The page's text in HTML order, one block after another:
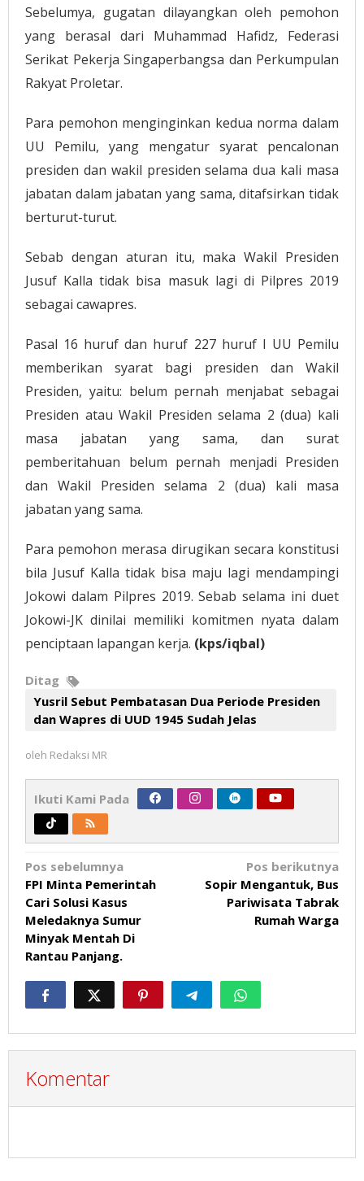
Sebelumya, gugatan dilayangkan oleh pemohon
yang berasal dari Muhammad Hafidz, Federasi
Serikat Pekerja Singaperbangsa dan Perkumpulan
Rakyat Proletar.
Para pemohon menginginkan kedua norma dalam
UU Pemilu, yang mengatur syarat pencalonan
presiden dan wakil presiden selama dua kali masa
jabatan dalam jabatan yang sama, ditafsirkan tidak
berturut-turut.
Sebab dengan aturan itu, maka Wakil Presiden
Jusuf Kalla tidak bisa masuk lagi di Pilpres 2019
sebagai cawapres.
Pasal 16 huruf dan huruf 227 huruf I UU Pemilu
memberikan syarat bagi presiden dan Wakil
Presiden, yaitu: belum pernah menjabat sebagai
Presiden atau Wakil Presiden selama 2 (dua) kali
masa jabatan yang sama, dan surat
pemberitahuan belum pernah menjadi Presiden
dan Wakil Presiden selama 2 (dua) kali masa
jabatan yang sama.
Para pemohon merasa dirugikan secara konstitusi
bila Jusuf Kalla tidak bisa maju lagi mendampingi
Jokowi dalam Pilpres 2019. Sebab selama ini duet
Jokowi-JK dinilai memiliki komitmen nyata dalam
penciptaan lapangan kerja. (kps/iqbal)
Ditag
Yusril Sebut Pembatasan Dua Periode Presiden
dan Wapres di UUD 1945 Sudah Jelas
oleh Redaksi MR
Ikuti Kami Pada
Navigasi
pos
Pos sebelumnya
FPI Minta Pemerintah
Cari Solusi Kasus
Meledaknya Sumur
Minyak Mentah Di
Rantau Panjang.
Pos berikutnya
Sopir Mengantuk, Bus
Pariwisata Tabrak
Rumah Warga
Komentar